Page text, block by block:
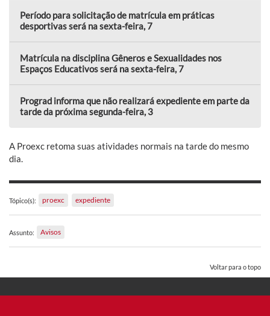
Período para solicitação de matrícula em práticas
desportivas será na sexta-feira, 7
Matrícula na disciplina Gêneros e Sexualidades nos
Espaços Educativos será na sexta-feira, 7
Prograd informa que não realizará expediente em parte da
tarde da próxima segunda-feira, 3
A Proexc retoma suas atividades normais na tarde do mesmo
dia.
Tópico(s): proexc expediente
Assunto: Avisos
Voltar para o topo